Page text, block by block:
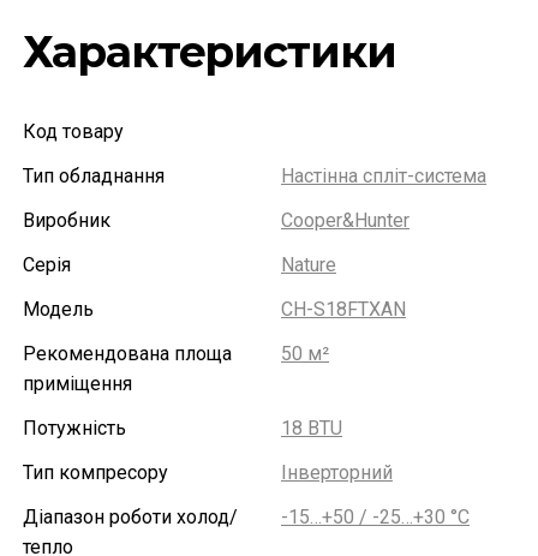
Характеристики
Код товару
Тип обладнання
Настінна спліт-система
Виробник
Cooper&Hunter
Серія
Nature
Модель
CH-S18FTXAN
Рекомендована площа
приміщення
50 м²
Потужність
18 BTU
Тип компресору
Інверторний
Діапазон роботи холод/
тепло
-15…+50 / -25…+30 °С